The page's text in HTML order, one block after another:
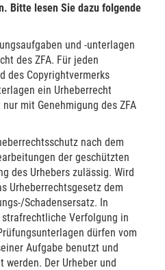
Bitte lesen Sie dazu folgende
und -unter­la­gen
des ZFA. Für jeden
des Copy­rightver­merks
ein Urhe­ber­recht
mit Geneh­migung des ZFA
nach dem
der geschütz­ten
des Urhe­bers zuläs­sig. Wird
Urhe­ber­rechtsge­setz dem
Schadens­er­satz. In
Ver­folgung in
dürfen vom
Aufgabe benutzt und
Der Urheber und